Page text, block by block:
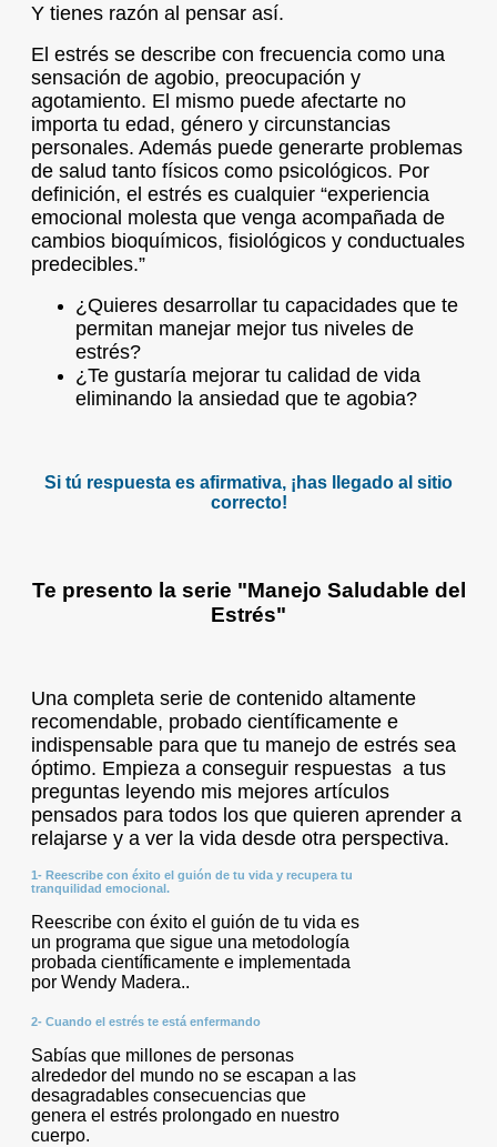
Y tienes razón al pensar así.
El estrés se describe con frecuencia como una
sensación de agobio, preocupación y
agotamiento. El mismo puede afectarte no
importa tu edad, género y circunstancias
personales. Además puede generarte problemas
de salud tanto físicos como psicológicos. Por
definición, el estrés es cualquier “experiencia
emocional molesta que venga acompañada de
cambios bioquímicos, fisiológicos y conductuales
predecibles.”
¿Quieres desarrollar tu capacidades que te
permitan manejar mejor tus niveles de
estrés?
¿Te gustaría mejorar tu calidad de vida
eliminando la ansiedad que te agobia?
Si tú respuesta es afirmativa, ¡has llegado al sitio
correcto!
Te presento la serie "Manejo Saludable del
Estrés"
Una completa serie de contenido altamente
recomendable, probado científicamente e
indispensable para que tu manejo de estrés sea
óptimo. Empieza a conseguir respuestas a tus
preguntas leyendo mis mejores artículos
pensados para todos los que quieren aprender a
relajarse y a ver la vida desde otra perspectiva.
1- Reescribe con éxito el guión de tu vida y recupera tu
tranquilidad emocional.
Reescribe con éxito el guión de tu vida es
un programa que sigue una metodología
probada científicamente e implementada
por Wendy Madera..
2- Cuando el estrés te está enfermando
Sabías que millones de personas
alrededor del mundo no se escapan a las
desagradables consecuencias que
genera el estrés prolongado en nuestro
cuerpo.